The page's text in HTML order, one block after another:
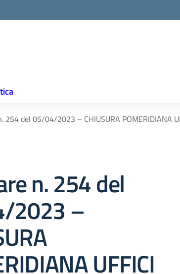
254 del 05/04/2023 – CHIUSURA POMERIDIANA
n. 254 del
2023 –
UFFICI